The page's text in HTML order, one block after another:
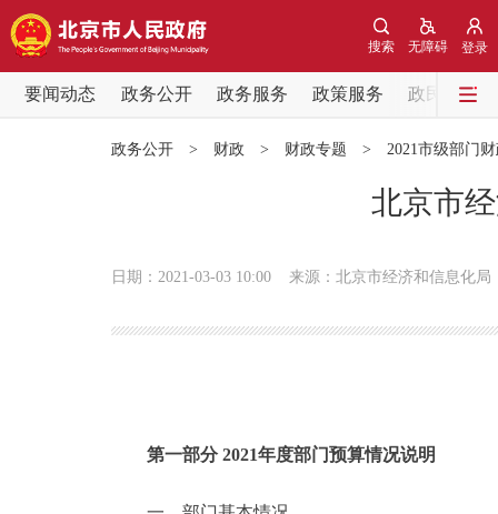
登录
无障碍
搜索
要闻动态 政务公开 政务服务 政策服务
政民互动
政务公开 > 财政 > 财政专题 > 2021市级部门
北京市
日期：2021-03-03 10:00 来源：北京市经济和信息化局
第一部分 2021年度部门预算情况说明